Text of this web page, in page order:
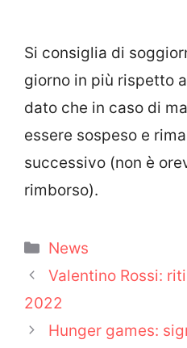
Si consiglia di
giorno in più rispetto
dato che in caso di
essere sospeso e
successivo (non è
rimborso).
Categorie
News
Valentino Rossi:
2022
Hunger games: